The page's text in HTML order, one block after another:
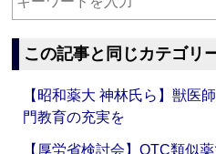
この記事と同じカテゴリ
【昭和薬大 神林氏ら】獣医
門教育の充実を
【厚労省検討会】OTC類似